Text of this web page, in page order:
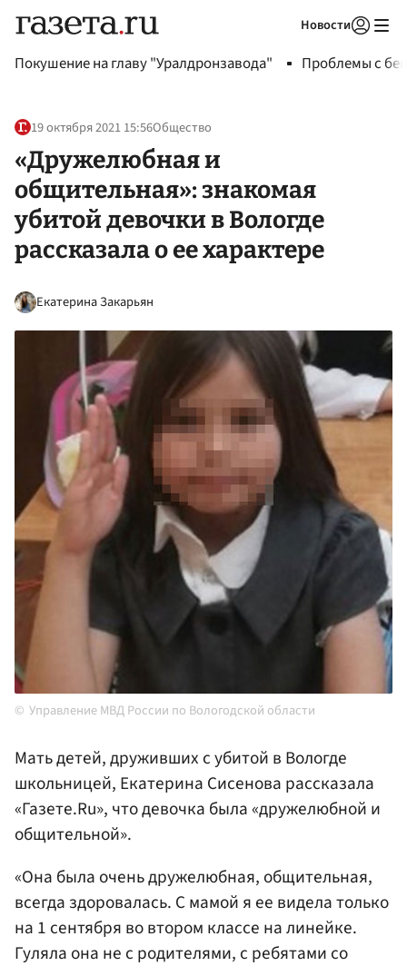
Новости
Покушение на главу "Уралдронзавода" Проблемы с
19 октября 2021 15:56Общество
«Дружелюбная и
общительная»: знакомая
убитой девочки в Вологде
рассказала о ее характере
Екатерина Закарьян
Управление МВД России по Вологодской области
Мать детей, друживших с убитой в Вологде
школьницей, Екатерина Сисенова рассказала
«Газете.Ru», что девочка была «дружелюбной и
общительной».
«Она была очень дружелюбная, общительная,
всегда здоровалась. С мамой я ее видела только
на 1 сентября во втором классе на линейке.
Гуляла она не с родителями, с ребятами со